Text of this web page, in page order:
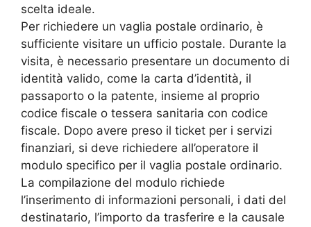
scelta ideale.
Per richiedere un vaglia postale ordinario, è
sufficiente visitare un ufficio postale. Durante la
visita, è necessario presentare un documento di
identità valido, come la carta d’identità, il
passaporto o la patente, insieme al proprio
codice fiscale o tessera sanitaria con codice
fiscale. Dopo avere preso il ticket per i servizi
finanziari, si deve richiedere all’operatore il
modulo specifico per il vaglia postale ordinario.
La compilazione del modulo richiede
l’inserimento di informazioni personali, i dati del
destinatario, l’importo da trasferire e la causale